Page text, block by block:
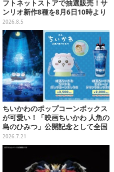
フトネットストアで抽選販売！サ
ンリオ新作8種を8月6日10時より
受付開始
2026.8.5
ちいかわのポップコーンボックス
が可愛い！「映画ちいかわ 人魚の
島のひみつ」公開記念として全国
劇場で販売決定、セイレーンドリ
ンクカップホルダーも
2026.7.21